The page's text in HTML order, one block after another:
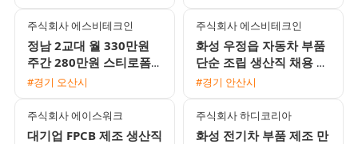
주식회사 에스비테크인
정남 2교대 월 330만원
주간 280만원 스티로폼
박스 생산 포장 사원 모집
#경기 오산시
주식회사 에스비테크인
화성 우정읍 자동차 부품
단순 조립 생산직 채용 초
보 및 F비자 가능 2교대
#경기 안산시
주식회사 에이스워크
대기업 FPCB 제조 생산직
주식회사 하디코리아
화성 전기차 부품 제조 만